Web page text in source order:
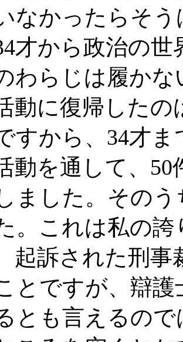
なかったらそ
才から政治の
わらじは履か
動に復帰した
すから、34才
動を通して、
ました。その
。これは私の
起訴された刑事
とですが、辯
とも言えるの